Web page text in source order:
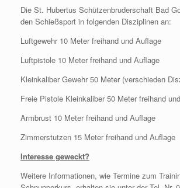
Die St. Hubertus Schützenbruderschaft Bad
den Schießsport in folgenden Disziplinen an:
Luftgewehr 10 Meter freihand und Auflage
Luftpistole 10 Meter freihand und Auflage
Kleinkaliber Gewehr 50 Meter (verschieden
Freie Pistole Kleinkaliber 50 Meter freihand
Armbrust 10 Meter freihand und Auflage
Zimmerstutzen 15 Meter freihand und Auflage
Interesse geweckt?
Weitere Informationen, wie Termine zum